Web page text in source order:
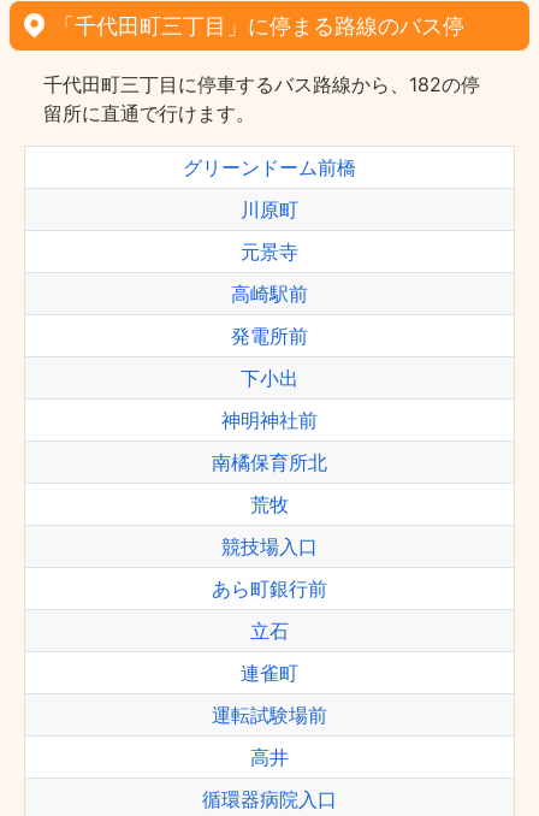
「千代田町三丁目」に停まる路線のバス停
千代田町三丁目に停車するバス路線から、182の停
留所に直通で行けます。
グリーンドーム前橋
川原町
元景寺
高崎駅前
発電所前
下小出
神明神社前
南橘保育所北
荒牧
競技場入口
あら町銀行前
立石
連雀町
運転試験場前
高井
循環器病院入口